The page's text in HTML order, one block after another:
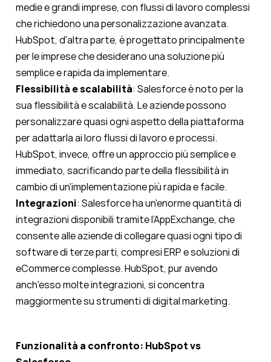
medie e grandi imprese, con flussi di lavoro complessi
che richiedono una personalizzazione avanzata.
HubSpot, d'altra parte, è progettato principalmente
per le imprese che desiderano una soluzione più
semplice e rapida da implementare.
Flessibilità e scalabilità: Salesforce è noto per la
sua flessibilità e scalabilità. Le aziende possono
personalizzare quasi ogni aspetto della piattaforma
per adattarla ai loro flussi di lavoro e processi.
HubSpot, invece, offre un approccio più semplice e
immediato, sacrificando parte della flessibilità in
cambio di un'implementazione più rapida e facile.
Integrazioni: Salesforce ha un'enorme quantità di
integrazioni disponibili tramite l’AppExchange, che
consente alle aziende di collegare quasi ogni tipo di
software di terze parti, compresi ERP e soluzioni di
eCommerce complesse. HubSpot, pur avendo
anch'esso molte integrazioni, si concentra
maggiormente su strumenti di digital marketing.
Funzionalità a confronto: HubSpot vs